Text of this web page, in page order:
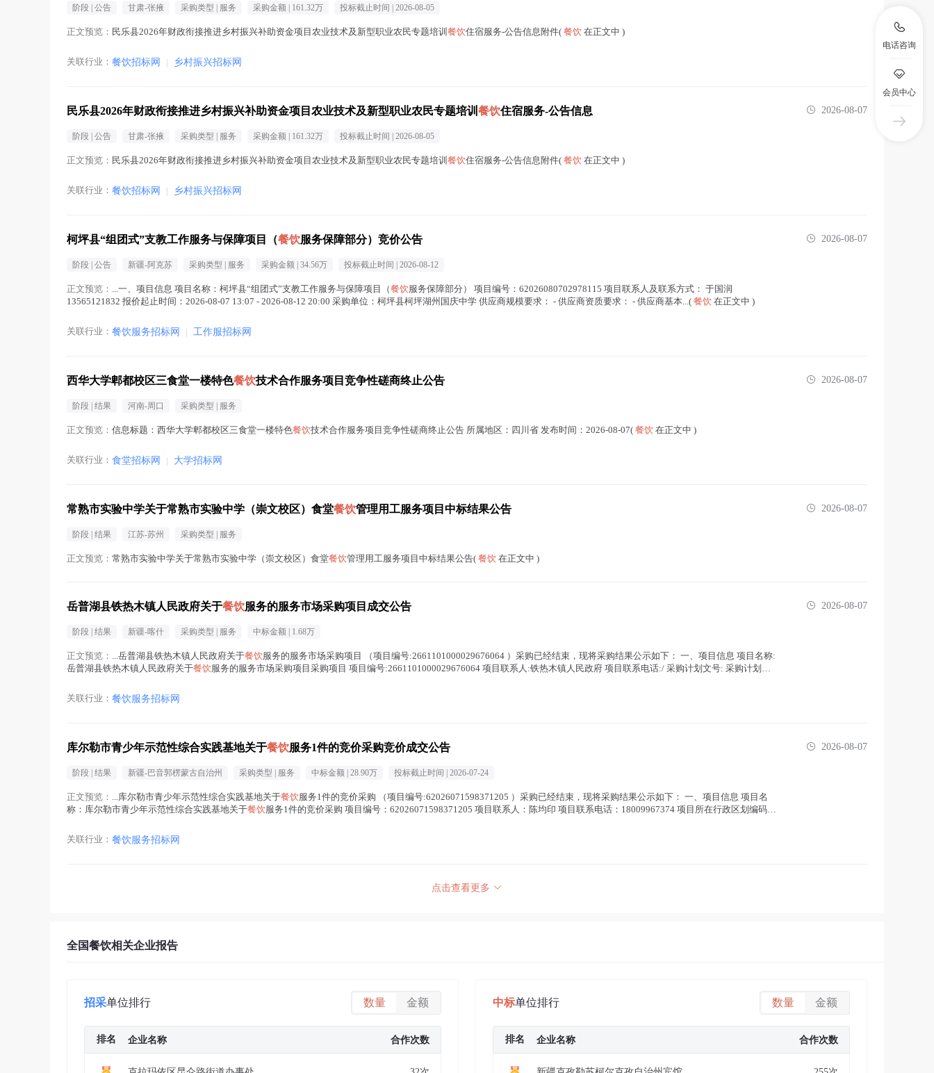
电话咨询
会员中心
阶段 | 公告 甘肃-张掖 采购类型 | 服务 采购金额 | 161.32万 投标截止时间 | 2026-08-05
正文预览： 民乐县2026年财政衔接推进乡村振兴补助资金项目农业技术及新型职业农民专题培训 餐饮住宿服务-公告信息附件( 餐饮 在正文中 )
关联行业： 餐饮招标网 | 乡村振兴招标网
民乐县2026年财政衔接推进乡村振兴补助资金项目农业技术及新型职业农民专题培训 餐饮住宿服务-公告信息
阶段 | 公告 甘肃-张掖 采购类型 | 服务 采购金额 | 161.32万 投标截止时间 | 2026-08-05
正文预览： 民乐县2026年财政衔接推进乡村振兴补助资金项目农业技术及新型职业农民专题培训 餐饮住宿服务-公告信息附件( 餐饮 在正文中 )
关联行业： 餐饮招标网 | 乡村振兴招标网
2026-08-07
柯坪县“组团式”支教工作服务与保障项目（餐饮服务保障部分）竞价公告
阶段 | 公告 新疆-阿克苏 采购类型 | 服务 采购金额 | 34.56万 投标截止时间 | 2026-08-12
正文预览： ...一、项目信息 项目名称：柯坪县“组团式”支教工作服务与保障项目（餐饮服务保障部分） 项目编号：62026080702978115 项目联系人及联系方式： 于国润
13565121832 报价起止时间：2026-08-07 13:07 - 2026-08-12 20:00 采购单位：柯坪县柯坪湖州国庆中学 供应商规模要求： - 供应商资质要求： - 供应商基本...( 餐饮 在正文中 )
关联行业： 餐饮服务招标网 | 工作服招标网
2026-08-07
西华大学郫都校区三食堂一楼特色餐饮技术合作服务项目竞争性磋商终止公告
阶段 | 结果 河南-周口 采购类型 | 服务
正文预览： 信息标题：西华大学郫都校区三食堂一楼特色餐饮技术合作服务项目竞争性磋商终止公告 所属地区：四川省 发布时间：2026-08-07( 餐饮 在正文中 )
关联行业： 食堂招标网 | 大学招标网
2026-08-07
常熟市实验中学关于常熟市实验中学（崇文校区）食堂餐饮管理用工服务项目中标结果公告
阶段 | 结果 江苏-苏州 采购类型 | 服务
正文预览： 常熟市实验中学关于常熟市实验中学（崇文校区）食堂餐饮管理用工服务项目中标结果公告( 餐饮 在正文中 )
2026-08-07
岳普湖县铁热木镇人民政府关于餐饮服务的服务市场采购项目成交公告
阶段 | 结果 新疆-喀什 采购类型 | 服务 中标金额 | 1.68万
正文预览： ...岳普湖县铁热木镇人民政府关于餐饮服务的服务市场采购项目 （项目编号:2661101000029676064 ）采购已经结束，现将采购结果公示如下： 一、项目信息 项目名称:
岳普湖县铁热木镇人民政府关于餐饮服务的服务市场采购项目采购项目 项目编号:2661101000029676064 项目联系人:铁热木镇人民政府 项目联系电话:/ 采购计划文号: 采购计划金...
关联行业： 餐饮服务招标网
2026-08-07
库尔勒市青少年示范性综合实践基地关于餐饮服务1件的竞价采购竞价成交公告
阶段 | 结果 新疆-巴音郭楞蒙古自治州 采购类型 | 服务 中标金额 | 28.90万 投标截止时间 | 2026-07-24
正文预览： ...库尔勒市青少年示范性综合实践基地关于餐饮服务1件的竞价采购 （项目编号:62026071598371205 ）采购已经结束，现将采购结果公示如下： 一、项目信息 项目名
称：库尔勒市青少年示范性综合实践基地关于餐饮服务1件的竞价采购 项目编号：62026071598371205 项目联系人：陈均印 项目联系电话：18009967374 项目所在行政区划编码：
关联行业： 餐饮服务招标网
2026-08-07
点击查看更多
全国餐饮相关企业报告
招采单位排行 数量 金额
排名 企业名称 合作次数
中标单位排行 数量 金额
排名 企业名称 合作次数